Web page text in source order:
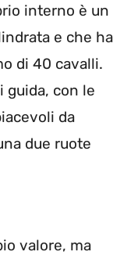
interno è un
e che ha
di 40 cavalli.
guida, con le
da
due ruote
valore, ma